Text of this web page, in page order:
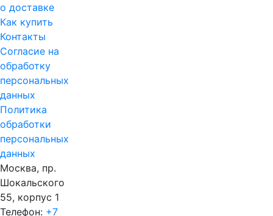
о доставке
Как купить
Контакты
Согласие на
обработку
персональных
данных
Политика
обработки
персональных
данных
Москва, пр.
Шокальского
55, корпус 1
Телефон: +7